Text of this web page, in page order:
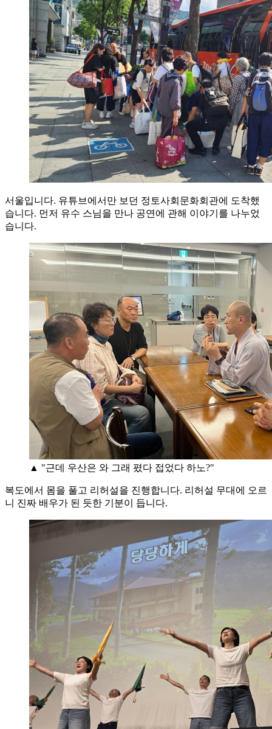
서울입니다. 유튜브에서만 보던 정토사회문화회관에 도착했
습니다. 먼저 유수 스님을 만나 공연에 관해 이야기를 나누었
습니다.
▲ "근데 우산은 와 그래 폈다 접었다 하노?"
복도에서 몸을 풀고 리허설을 진행합니다. 리허설 무대에 오르
니 진짜 배우가 된 듯한 기분이 듭니다.